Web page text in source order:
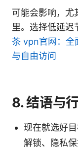
可能会影响，尤
里。选择低延迟
茶 vpn官网：全
与自由访问
8. 结语与
现在就选好
解锁、隐私